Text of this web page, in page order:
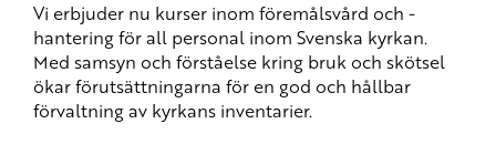
Vi erbjuder nu kurser inom föremålsvård och -
hantering för all personal inom Svenska kyrkan.
Med samsyn och förståelse kring bruk och skötsel
ökar förutsättningarna för en god och hållbar
förvaltning av kyrkans inventarier.